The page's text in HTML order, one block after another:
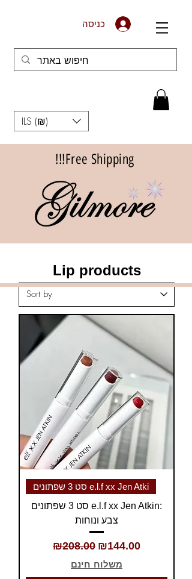
כניסה
ILS (₪)
Free Shipping!!!
סט 3 שפתונים e.l.f xx Jen Atki
סט 3 שפתונים e.l.f xx Jen Atkin:
צבע ונוחות
Regular Price
₪208.00 Sale Price
₪144.00
משלוח חינם
Lip products